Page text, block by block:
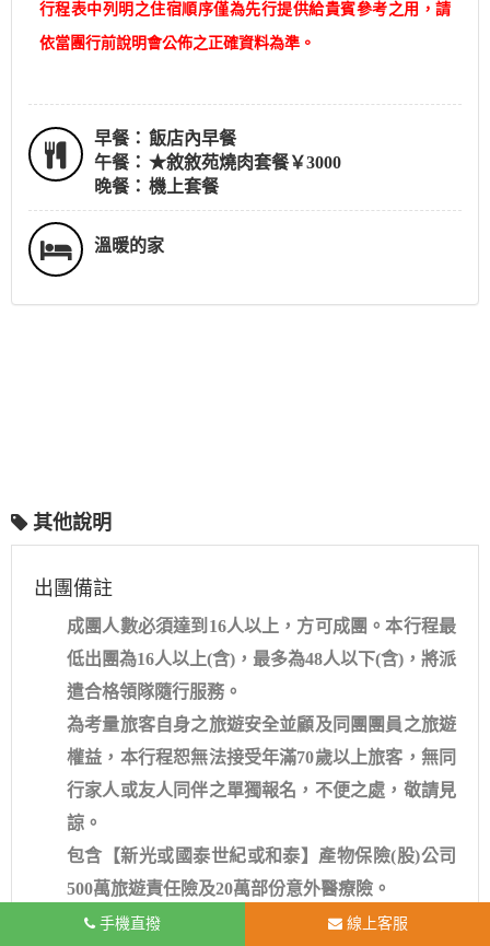
行程表中列明之住宿順序僅為先行提供給貴賓參考之用，請
依當團行前說明會公佈之正確資料為準。
早餐： 飯店內早餐
午餐： ★敘敘苑燒肉套餐￥3000
晚餐： 機上套餐
溫暖的家
其他說明
出團備註
成團人數必須達到16人以上，方可成團。本行程最
低出團為16人以上(含)，最多為48人以下(含)，將派
遣合格領隊隨行服務。
為考量旅客自身之旅遊安全並顧及同團團員之旅遊
權益，本行程恕無法接受年滿70歲以上旅客，無同
行家人或友人同伴之單獨報名，不便之處，敬請見
諒。
包含【新光或國泰世紀或和泰】產物保險(股)公司
500萬旅遊責任險及20萬部份意外醫療險。
遊覽行程全部採用日本政府合法營業綠牌車，保障
手機直撥 線上客服